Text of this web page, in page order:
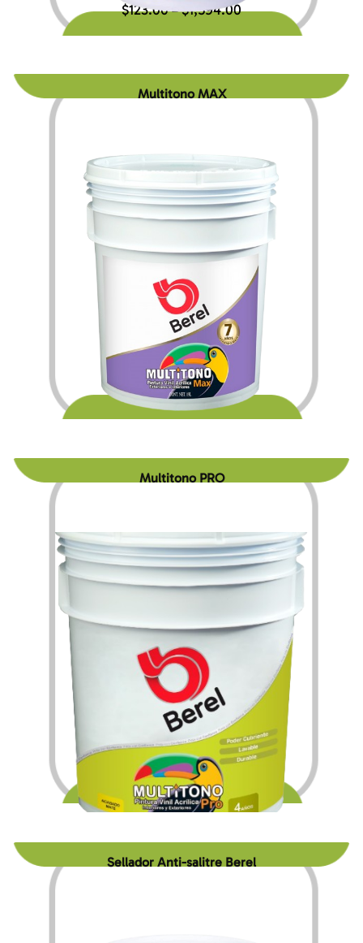
$123.00–$1,594.00
Multitono MAX
$138.60–$1,961.40
Multitono PRO
$116.76–$1,511.16
Sellador Anti-salitre Berel